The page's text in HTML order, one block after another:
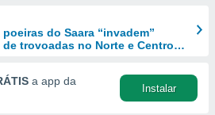
do Saara “invadem”
trovoadas no Norte e Centro
a app da
Instalar